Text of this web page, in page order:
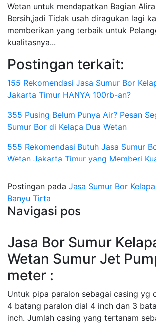
Wetan untuk mendapatkan Bagian
Bersih,jadi Tidak usah diragukan lagi
memberikan yang terbaik untuk
kualitasnya...
Postingan terkait:
155 Rekomendasi Jasa Sumur Bor
Jakarta Timur HANYA 100rb-an?
355 Pusing Belum Punya Air? Pesan
Sumur Bor di Kelapa Dua Wetan
555 Rekomendasi Butuh Jasa Sumur
Wetan Jakarta Timur yang Memberi
Postingan pada Jasa Sumur Bor Kelapa
Banyu Tirta
Navigasi pos
Jasa Bor Sumur
Wetan Sumur Jet
meter :
Untuk pipa paralon sebagai casing yg
4 batang paralon dial 4 inch dan 3
inch. Jumlah casing yang tertanam